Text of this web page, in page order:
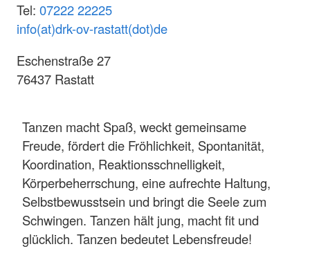
Tel: 07222 22225
info(at)drk-ov-rastatt(dot)de
Eschenstraße 27
76437 Rastatt
Tanzen macht Spaß, weckt gemeinsame
Freude, fördert die Fröhlichkeit, Spontanität,
Koordination, Reaktionsschnelligkeit,
Körperbeherrschung, eine aufrechte Haltung,
Selbstbewusstsein und bringt die Seele zum
Schwingen. Tanzen hält jung, macht fit und
glücklich. Tanzen bedeutet Lebensfreude!